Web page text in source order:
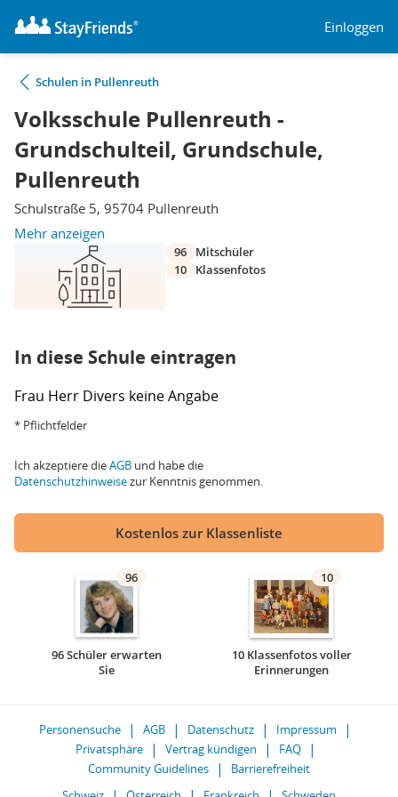
Einloggen
Schulen in Pullenreuth
Volksschule Pullenreuth -
Grundschulteil, Grundschule,
Pullenreuth
Schulstraße 5, 95704 Pullenreuth
Mehr anzeigen
96
Mitschüler
10
Klassenfotos
In diese Schule eintragen
Frau Herr Divers keine Angabe
* Pflichtfelder
Ich akzeptiere dieAGB und habe die
Datenschutzhinweisezur Kenntnis genommen.
Kostenlos zur Klassenliste
96
96 Schüler erwarten
Sie
10
10 Klassenfotos voller
Erinnerungen
Personensuche AGB Datenschutz
Impressum
Privatsphäre
Vertrag kündigen
FAQ
Community Guidelines
Barrierefreiheit